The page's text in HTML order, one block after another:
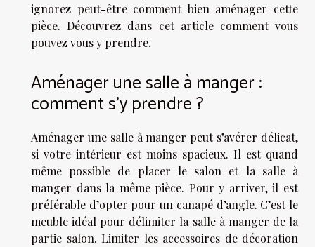
ignorez peut-être comment bien aménager cette
pièce. Découvrez dans cet article comment vous
pouvez vous y prendre.
Aménager une salle à manger :
comment s’y prendre ?
Aménager une salle à manger peut s’avérer délicat,
si votre intérieur est moins spacieux. Il est quand
même possible de placer le salon et la salle à
manger dans la même pièce. Pour y arriver, il est
préférable d’opter pour un canapé d’angle. C’est le
meuble idéal pour délimiter la salle à manger de la
partie salon. Limiter les accessoires de décoration